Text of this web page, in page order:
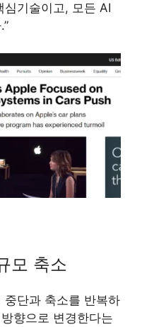
심기술이고, 모든 AI
모 축소
중단과 축소를 반복하
향으로 변경한다는